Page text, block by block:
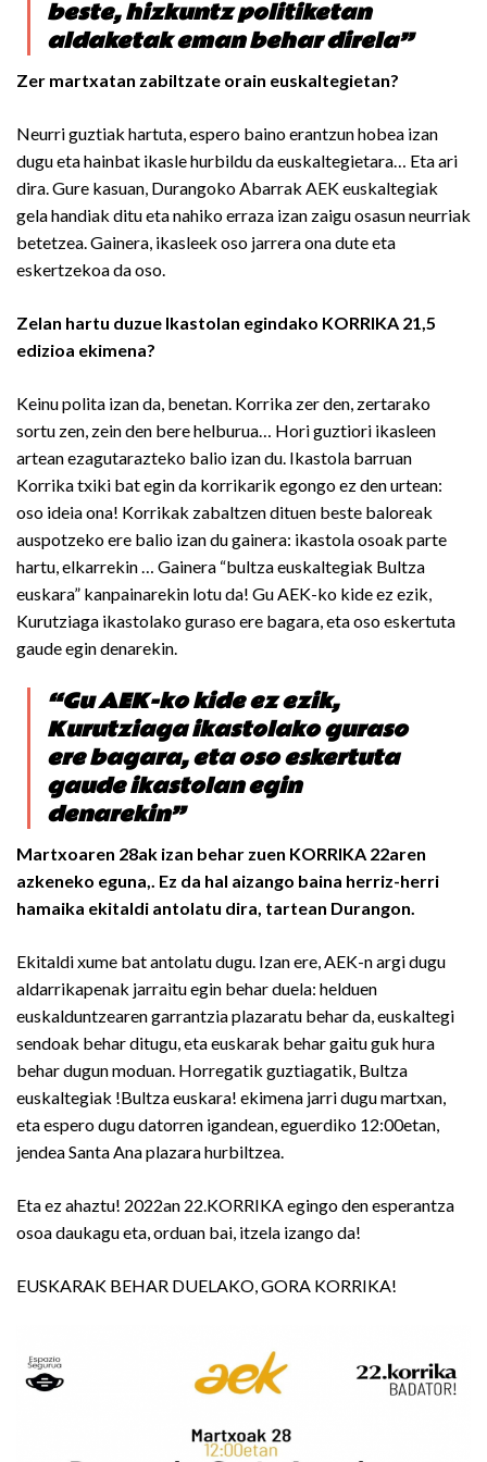
beste, hizkuntz politiketan
aldaketak eman behar direla”
Zer martxatan zabiltzate orain euskaltegietan?
Neurri guztiak hartuta, espero baino erantzun hobea izan
dugu eta hainbat ikasle hurbildu da euskaltegietara… Eta ari
dira. Gure kasuan, Durangoko Abarrak AEK euskaltegiak
gela handiak ditu eta nahiko erraza izan zaigu osasun neurriak
betetzea. Gainera, ikasleek oso jarrera ona dute eta
eskertzekoa da oso.
Zelan hartu duzue Ikastolan egindako KORRIKA 21,5
edizioa ekimena?
Keinu polita izan da, benetan. Korrika zer den, zertarako
sortu zen, zein den bere helburua… Hori guztiori ikasleen
artean ezagutarazteko balio izan du. Ikastola barruan
Korrika txiki bat egin da korrikarik egongo ez den urtean:
oso ideia ona! Korrikak zabaltzen dituen beste baloreak
auspotzeko ere balio izan du gainera: ikastola osoak parte
hartu, elkarrekin … Gainera “bultza euskaltegiak Bultza
euskara” kanpainarekin lotu da! Gu AEK-ko kide ez ezik,
Kurutziaga ikastolako guraso ere bagara, eta oso eskertuta
gaude egin denarekin.
“Gu AEK-ko kide ez ezik,
Kurutziaga ikastolako guraso
ere bagara, eta oso eskertuta
gaude ikastolan egin
denarekin”
Martxoaren 28ak izan behar zuen KORRIKA 22aren
azkeneko eguna,. Ez da hal aizango baina herriz-herri
hamaika ekitaldi antolatu dira, tartean Durangon.
Ekitaldi xume bat antolatu dugu. Izan ere, AEK-n argi dugu
aldarrikapenak jarraitu egin behar duela: helduen
euskalduntzearen garrantzia plazaratu behar da, euskaltegi
sendoak behar ditugu, eta euskarak behar gaitu guk hura
behar dugun moduan. Horregatik guztiagatik, Bultza
euskaltegiak !Bultza euskara! ekimena jarri dugu martxan,
eta espero dugu datorren igandean, eguerdiko 12:00etan,
jendea Santa Ana plazara hurbiltzea.
Eta ez ahaztu! 2022an 22.KORRIKA egingo den esperantza
osoa daukagu eta, orduan bai, itzela izango da!
EUSKARAK BEHAR DUELAKO, GORA KORRIKA!